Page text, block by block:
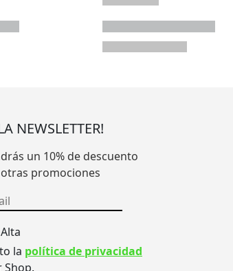
NEWSLETTER!
un 10% de descuento
promociones
la política de privacidad
Shop.